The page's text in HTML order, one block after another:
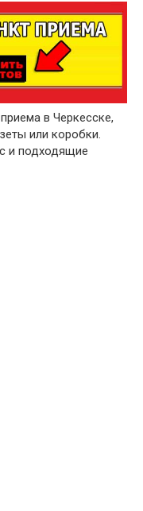
в Черкесске,
или коробки.
и подходящие